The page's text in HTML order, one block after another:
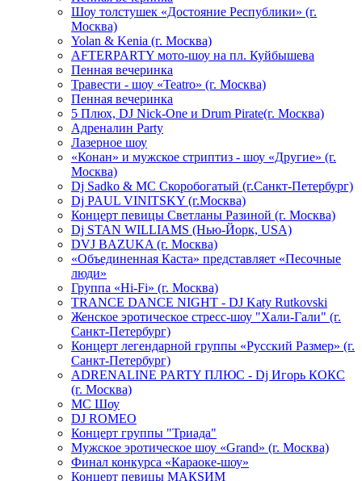
Шоу толстушек «Достояние Республики» (г.
Москва)
Yolan & Kenia (г. Москва)
AFTERPARTY мото-шоу на пл. Куйбышева
Пенная вечеринка
Травести - шоу «Teatro» (г. Москва)
Пенная вечеринка
5 Плюх, DJ Nick-One и Drum Pirate(г. Москва)
Адреналин Party
Лазерное шоу
«Конан» и мужское стриптиз - шоу «Другие» (г.
Москва)
Dj Sadko & МС Скоробогатый (г.Санкт-Петербург)
Dj PAUL VINITSKY (г.Москва)
Концерт певицы Светланы Разиной (г. Москва)
Dj STAN WILLIAMS (Нью-Йорк, USA)
DVJ BAZUKA (г. Москва)
«Объединенная Каста» представляет «Песочные
люди»
Группа «Hi-Fi» (г. Москва)
TRANCE DANCE NIGHT - DJ Katy Rutkovski
Женское эротическое стресс-шоу "Хали-Гали" (г.
Санкт-Петербург)
Концерт легендарной группы «Русский Размер» (г.
Санкт-Петербург)
ADRENALINE PARTY ПЛЮС - Dj Игорь КОКС
(г. Москва)
MC Шоу
DJ ROMEO
Концерт группы "Триада"
Мужское эротическое шоу «Grand» (г. Москва)
Финал конкурса «Караоке-шоу»
Концерт певицы МАКSИМ